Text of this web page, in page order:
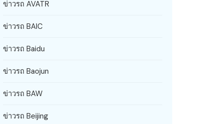
ข่าวรถ AVATR
ข่าวรถ BAIC
ข่าวรถ Baidu
ข่าวรถ Baojun
ข่าวรถ BAW
ข่าวรถ Beijing